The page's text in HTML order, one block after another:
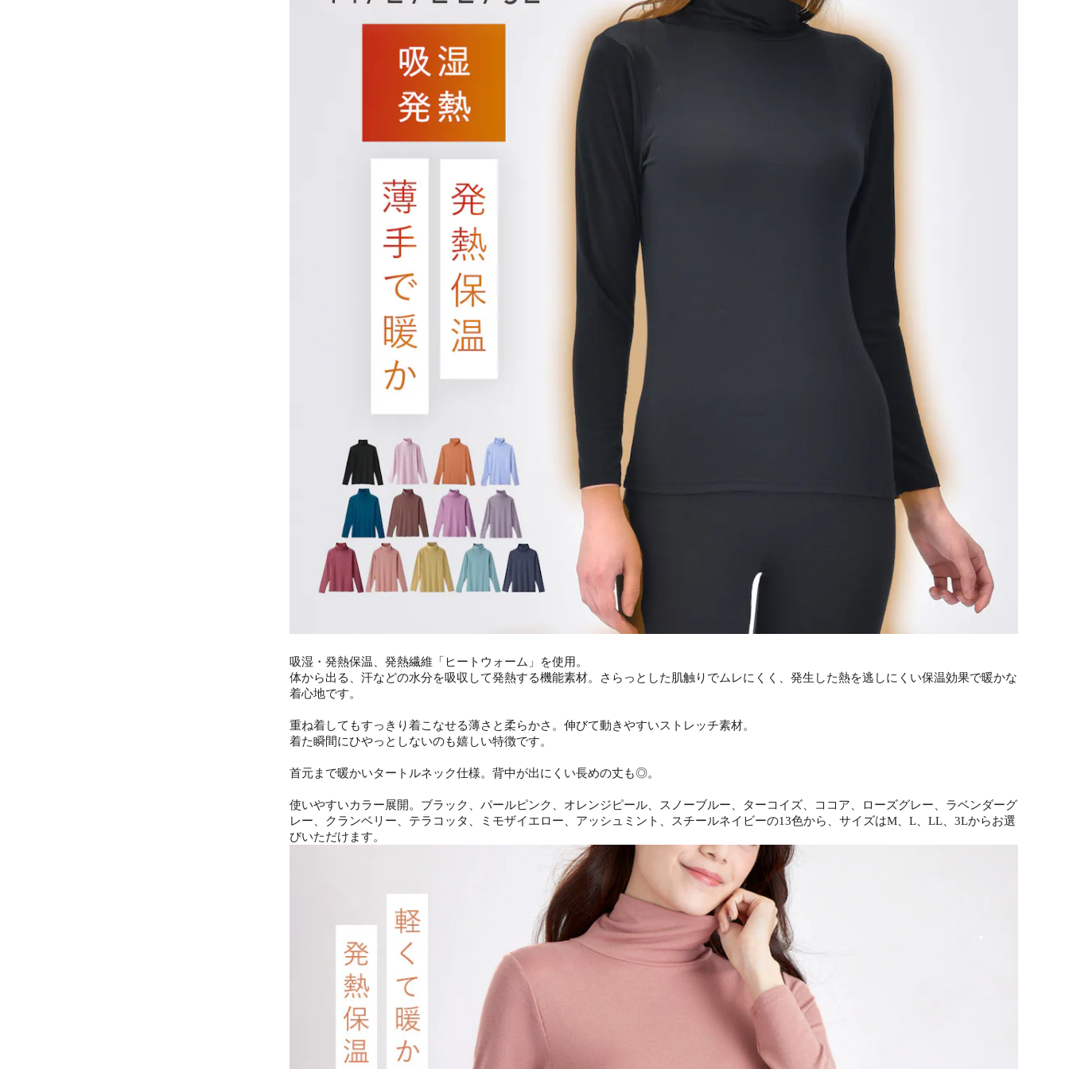
吸湿・発熱保温、発熱繊維「ヒートウォーム」を使用。
体から出る、汗などの水分を吸収して発熱する機能素材。さらっとした肌触りでムレにくく、発生した熱を逃しにくい保温効果で暖かな
着心地です。
重ね着してもすっきり着こなせる薄さと柔らかさ。伸びて動きやすいストレッチ素材。
着た瞬間にひやっとしないのも嬉しい特徴です。
首元まで暖かいタートルネック仕様。背中が出にくい長めの丈も◎。
使いやすいカラー展開。ブラック、パールピンク、オレンジピール、スノーブルー、ターコイズ、ココア、ローズグレー、ラベンダーグ
レー、クランベリー、テラコッタ、ミモザイエロー、アッシュミント、スチールネイビーの13色から、サイズはM、L、LL、3Lからお選
びいただけます。